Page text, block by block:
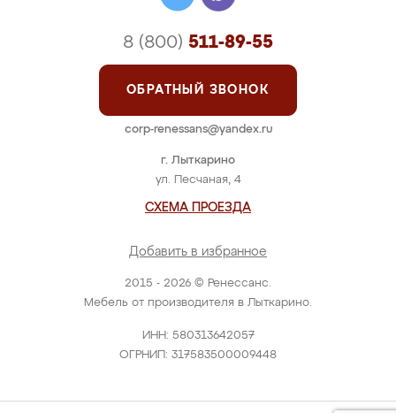
2015 - 2026 © Ренессанс.
Мебель от производителя в Лыткарино.
ИНН: 580313642057
ОГРНИП: 317583500009448
г. Лыткарино
ул. Песчаная, 4
СХЕМА ПРОЕЗДА
Добавить в избранное
8 (800) 511-89-55
ОБРАТНЫЙ ЗВОНОК
corp-renessans@yandex.ru